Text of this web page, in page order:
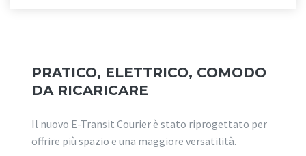
PRATICO, ELETTRICO, COMODO
DA RICARICARE
Il nuovo E-Transit Courier è stato riprogettato per
offrire più spazio e una maggiore versatilità.